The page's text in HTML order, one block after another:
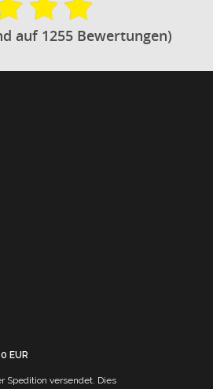
auf 1255 Bewertungen)
EUR
Spedition versendet. Dies